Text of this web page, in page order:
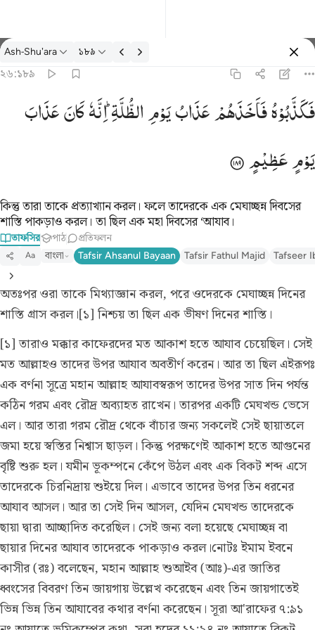
তাফসির: Ash-Shu'ara ২৬:১৮৯
Ash-Shu'ara ১৮৯
২৬:১৮৯
فكذبوه فاخذهم عذاب يوم الظلة انه كان عذاب يوم عظيم ١٨٩
فَكَذَّبُوهُ فَأَخَذَهُمْ عَذَابُ يَوْمِ ٱلظُّلَّةِ ۚ إِنَّهُۥ كَانَ عَذَابَ يَوْمٍ عَظِيمٍ ١٨٩فَكَذَّبُوْهُفَاَخَذَهُمْعَذَابُیَوْمِالظُّلَّةِ ؕاِنَّهٗكَانَعَذَابَ
یَوْمٍعَظِیْمٍ
কিন্তু তারা তাকে প্রত্যাখ্যান করল। ফলে তাদেরকে এক মেঘাচ্ছন্ন দিবসের
শাস্তি পাকড়াও করল। তা ছিল এক মহা দিবসের ‘আযাব।
তাফসির পাঠ প্রতিফলন
Aa বাংলা Tafsir Ahsanul Bayaan Tafsir Fathul Majid Tafseer
অতঃপর ওরা তাকে মিথ্যাজ্ঞান করল, পরে ওদেরকে মেঘাচ্ছন্ন দিনের
শাস্তি গ্রাস করল।[১] নিশ্চয় তা ছিল এক ভীষণ দিনের শাস্তি।
[১] তারাও মক্কার কাফেরদের মত আকাশ হতে আযাব চেয়েছিল। সেই
মত আল্লাহও তাদের উপর আযাব অবতীর্ণ করেন। আর তা ছিল এইরূপঃ
এক বর্ণনা সূত্রে মহান আল্লাহ আযাবস্বরূপ তাদের উপর সাত দিন পর্যন্ত
কঠিন গরম এবং রৌদ্র অব্যাহত রাখেন। তারপর একটি মেঘখন্ড ভেসে
এল। আর তারা গরম রৌদ্র থেকে বাঁচার জন্য সকলেই সেই ছায়াতলে
জমা হয়ে স্বস্তির নিশ্বাস ছাড়ল। কিন্তু পরক্ষণেই আকাশ হতে আগুনের
বৃষ্টি শুরু হল। যমীন ভূকম্পনে কেঁপে উঠল এবং এক বিকট শব্দ এসে
তাদেরকে চিরনিদ্রায় শুইয়ে দিল। এভাবে তাদের উপর তিন ধরনের
আযাব আসল। আর তা সেই দিন আসল, যেদিন মেঘখন্ড তাদেরকে
ছায়া দ্বারা আচ্ছাদিত করেছিল। সেই জন্য বলা হয়েছে মেঘাচ্ছন্ন বা
ছায়ার দিনের আযাব তাদেরকে পাকড়াও করল।নোটঃইমাম ইবনে
কাসীর (রঃ) বলেছেন, মহান আল্লাহ শুআইব (আঃ)-এর জাতির
ধ্বংসের বিবরণ তিন জায়গায় উল্লেখ করেছেন এবং তিন জায়গাতেই
ভিন্ন ভিন্ন তিন আযাবের কথার বর্ণনা করেছেন। সূরা আ'রাফের ৭:৯১